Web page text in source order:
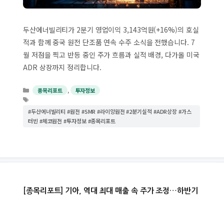
두산에너빌리티가 2분기 영업이익 3,143억원(+16%)의 호실
적과 함께 중국 원전 단조품 연속 수주 소식을 전했습니다. 7
월 저점을 찍고 반등 중인 주가 흐름과 실적 배경, 다가올 미국
ADR 상장까지 정리합니다.
카
고
리
종목리포트 , 투자정보
그
#두산에너빌리티 #원전 #SMR #라이양원전 #2분기실적 #ADR상장 #가스
터빈 #체코원전 #투자정보 #종목리포트
[종목리포트] 기아, 역대 최대 매출 속 주가 조정…하반기